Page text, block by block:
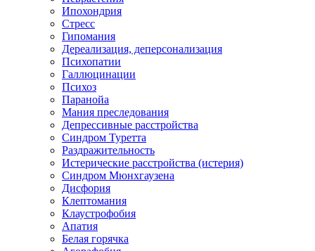
Ипохондрия
Стресс
Гипомания
Дереализация, деперсонализация
Психопатии
Галлюцинации
Психоз
Паранойа
Мания преследования
Депрессивные расстройства
Синдром Туретта
Раздражительность
Истерические расстройства (истерия)
Синдром Мюнхгаузена
Дисфория
Клептомания
Клаустрофобия
Апатия
Белая горячка